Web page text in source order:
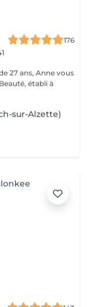
176
27 ans, Anne vous
établi à
sur-Alzette)